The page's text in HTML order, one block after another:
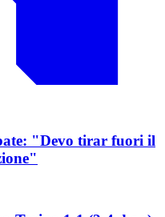
"Devo tirar fuori il